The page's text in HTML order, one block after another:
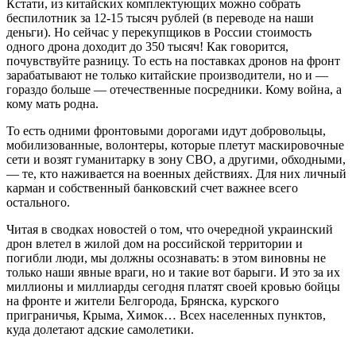
Кстати, из китайских комплектующих можно собрать
беспилотник за 12-15 тысяч рублей (в переводе на наши
деньги). Но сейчас у перекупщиков в России стоимость
одного дрона доходит до 350 тысяч! Как говорится,
почувствуйте разницу. То есть на поставках дронов на фронт
зарабатывают не только китайские производители, но и —
гораздо больше — отечественные посредники. Кому война, а
кому мать родна.
То есть одними фронтовыми дорогами идут добровольцы,
мобилизованные, волонтеры, которые плетут маскировочные
сети и возят гуманитарку в зону СВО, а другими, обходными,
— те, кто наживается на военных действиях. Для них личный
карман и собственный банковский счет важнее всего
остального.
Читая в сводках новостей о том, что очередной украинский
дрон влетел в жилой дом на российской территории и
погибли люди, мы должны осознавать: в этом виновны не
только наши явные враги, но и такие вот барыги. И это за их
миллионы и миллиарды сегодня платят своей кровью бойцы
на фронте и жители Белгорода, Брянска, курского
приграничья, Крыма, Химок… Всех населенных пунктов,
куда долетают адские самолетики.